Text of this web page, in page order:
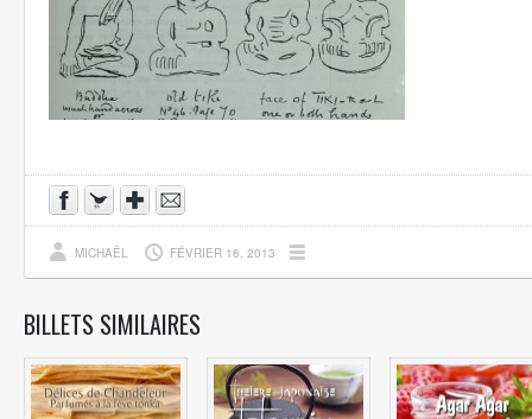
MICHAËL FÉVRIER 16, 2013
BILLETS SIMILAIRES